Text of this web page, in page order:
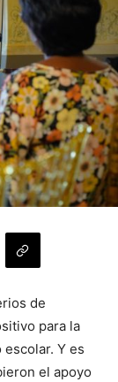
de
para la
Y es
el apoyo